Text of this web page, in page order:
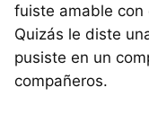
fuiste amable con
Quizás le diste
pusiste en un
compañeros.